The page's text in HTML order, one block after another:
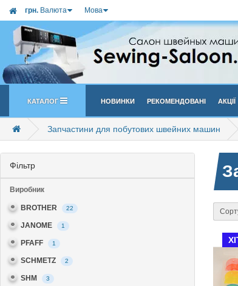
грн. Валюта Мова
Каталог Новинки Рекомендовані Акції
Запчастини для побутових швейних машин
Фільтр
Виробник
BROTHER 22
JANOME 1
PFAFF 1
SCHMETZ 2
SHM 3